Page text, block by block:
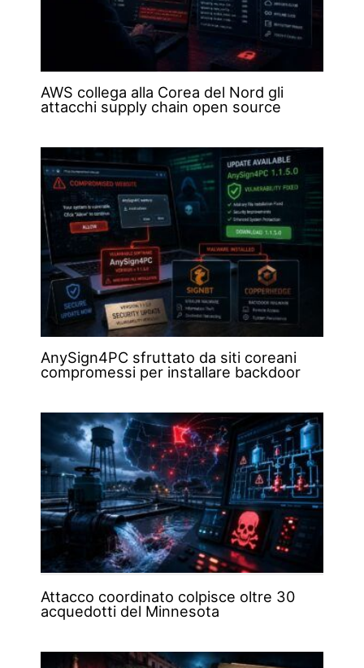
AWS collega alla Corea del Nord gli
attacchi supply chain open source
AnySign4PC sfruttato da siti coreani
compromessi per installare backdoor
Attacco coordinato colpisce oltre 30
acquedotti del Minnesota